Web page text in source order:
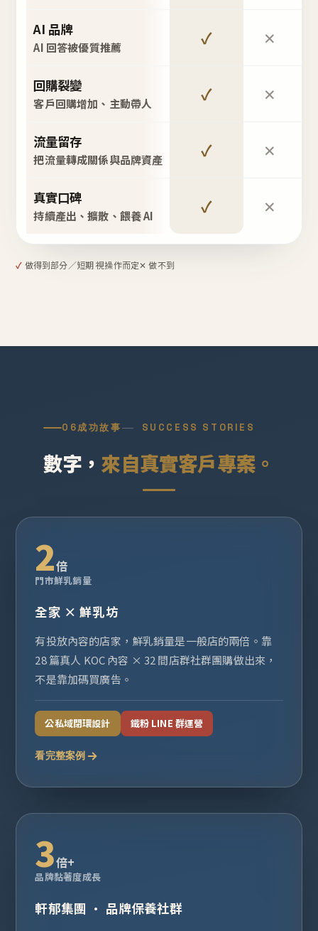
AI 品牌
AI 回答被優質推薦 ✓ ✕
回購裂變
客戶回購增加、主動帶人 ✓ ✕
流量留存
把流量轉成關係與品牌資產 ✓ ✕
真實口碑
持續產出、擴散、餵養 AI ✓ ✕
✓ 做得到部分／短期 視操作而定✕ 做不到
06成功故事 SUCCESS STORIES
數字， 來自真實客戶專案。
2倍
門市鮮乳銷量
全家 × 鮮乳坊
有投放內容的店家，鮮乳銷量是一般店的兩倍。靠
28 篇真人 KOC 內容 × 32 間店群社群團購做出來，
不是靠加碼買廣告。
公私域閉環設計 鐵粉 LINE 群運營
看完整案例
3倍+
品牌黏著度成長
軒郁集團 · 品牌保養社群